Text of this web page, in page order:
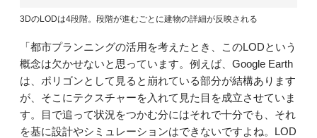
3DのLODは4段階。段階が進むごとに建物の詳細が反映される
「都市プランニングの活用を考えたとき、このLODという
概念は欠かせないと思っています。例えば、Google Earth
は、ポリゴンとして見ると崩れている部分が結構あります
が、そこにテクスチャーを入れて見た目を成立させていま
す。目で追って状況をつかむ分にはそれで十分でも、それ
を基に設計やシミュレーションはできないですよね。LOD